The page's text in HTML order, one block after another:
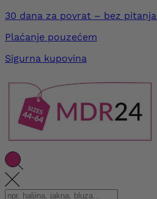
30 dana za povrat – bez pitanja
Plaćanje pouzećem
Sigurna kupovina